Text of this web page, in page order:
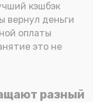
кэшбэк
вернул деньги
оплаты
это не
разный